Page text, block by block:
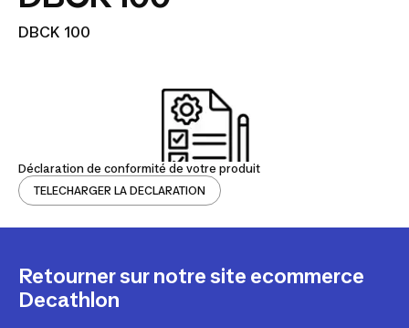
DBCK 100
Déclaration de conformité de votre produit
TELECHARGER LA DECLARATION
Retourner sur notre site ecommerce
Decathlon